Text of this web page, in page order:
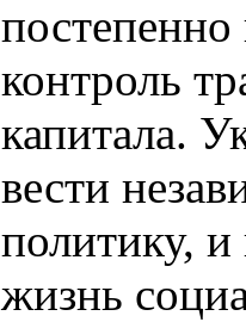
контроль
капитала.
вести
политику, и
жизнь